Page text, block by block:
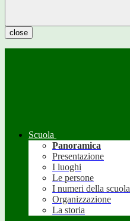
close
Scuola
Panoramica
Presentazione
I luoghi
Le persone
I numeri della scuola
Organizzazione
La storia